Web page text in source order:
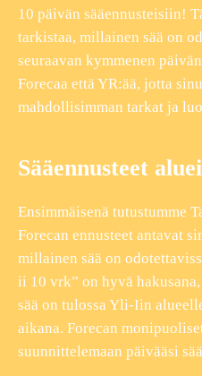
10 päivän sääennusteisiin!
tarkistaa, millainen sää on
seuraavan kymmenen
Forecaa että YR:ää, jotta
mahdollisimman tarkat ja
Sääennusteet
Ensimmäisenä tutustumme
Forecan ennusteet antavat
millainen sää on
ii 10 vrk” on hyvä
sää on tulossa Yli-Iin
aikana. Forecan
suunnittelemaan päivääsi